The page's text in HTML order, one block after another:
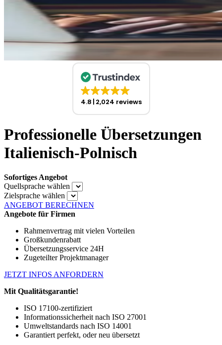
4.8 2,024 reviews
Professionelle Übersetzungen
Italienisch-Polnisch
Sofortiges Angebot
Quellsprache wählen
Zielsprache wählen
ANGEBOT BERECHNEN
Angebote für Firmen
Rahmenvertrag mit vielen Vorteilen
Großkundenrabatt
Übersetzungsservice 24H
Zugeteilter Projektmanager
JETZT INFOS ANFORDERN
Mit Qualitätsgarantie!
ISO 17100-zertifiziert
Informationssicherheit nach ISO 27001
Umweltstandards nach ISO 14001
Garantiert perfekt, oder neu übersetzt